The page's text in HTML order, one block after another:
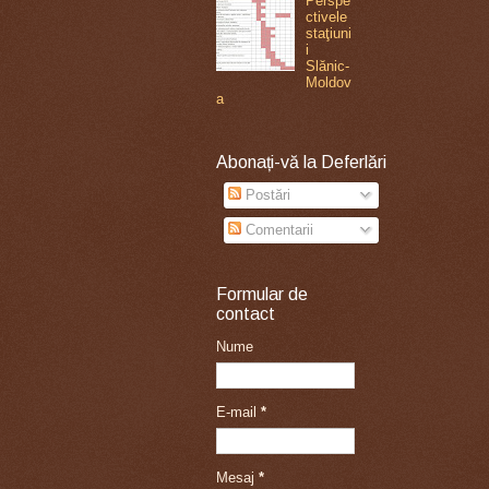
ctivele
staţiuni
i
Slănic-
Moldov
a
Abonați-vă la Deferlări
Postări
Comentarii
Formular de
contact
Nume
E-mail *
Mesaj *